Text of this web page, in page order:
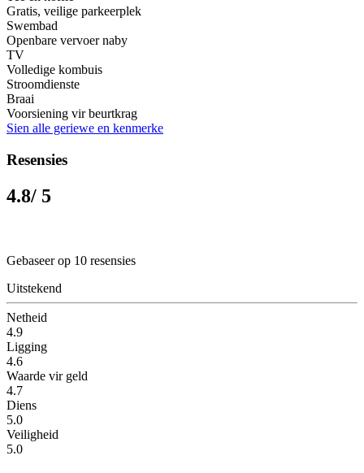
Gratis, veilige parkeerplek
Swembad
Openbare vervoer naby
TV
Volledige kombuis
Stroomdienste
Braai
Voorsiening vir beurtkrag
Sien alle geriewe en kenmerke
Resensies
4.8/ 5
Gebaseer op 10 resensies
Uitstekend
Netheid
4.9
Ligging
4.6
Waarde vir geld
4.7
Diens
5.0
Veiligheid
5.0